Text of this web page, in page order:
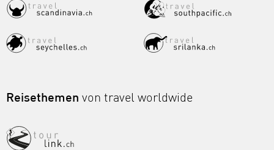
Reisethemen von travel worldwide